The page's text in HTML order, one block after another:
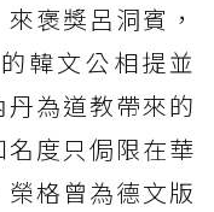
褒獎呂洞賓，
韓文公相提並
為道教帶來的
度只侷限在華
格曾為德文版